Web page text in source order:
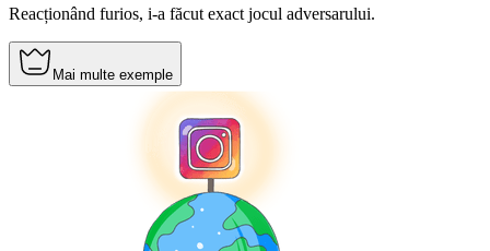
Reacționând furios, i-a făcut exact jocul adversarului.
Mai multe exemple